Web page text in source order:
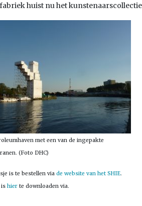
huist nu het
met een van de ingepakte
(Foto DHC)
is te bestellen via de website van het SHIE.
is hier te downloaden via.